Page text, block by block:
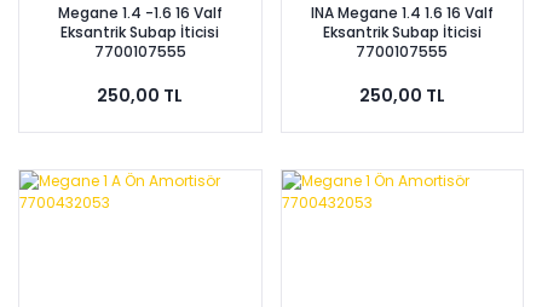
Megane 1.4 -1.6 16 Valf
Eksantrik Subap İticisi
7700107555
250,00 TL
INA Megane 1.4 1.6 16 Valf
Eksantrik Subap İticisi
7700107555
250,00 TL